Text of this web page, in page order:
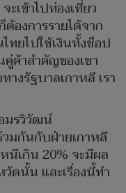
เข้าไปท่องเที่ยว
ต้องการรายได้จาก
ทยไปใช้เงินทั้งช็อป
คู่ค้าสำคัญของเขา
งรัฐบาลเกาหลี เรา
มรวิวัฒน์
วมกันกับฝ่ายเกาหลี
นีเกิน 20% จะมีผล
วัดนั้น และเรื่องนี้ทำ